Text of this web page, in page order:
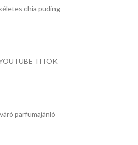
chia puding
TITOK
parfümajánló